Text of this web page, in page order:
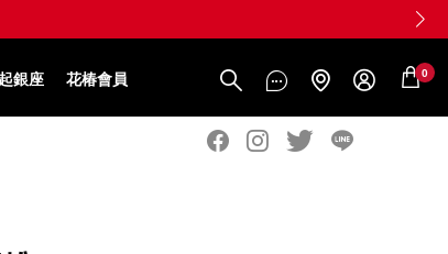
銀座 花椿會員 0